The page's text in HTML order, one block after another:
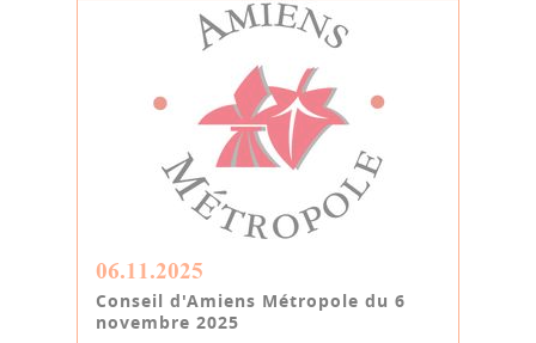
06.11.2025
Conseil d'Amiens Métropole du 6
novembre 2025